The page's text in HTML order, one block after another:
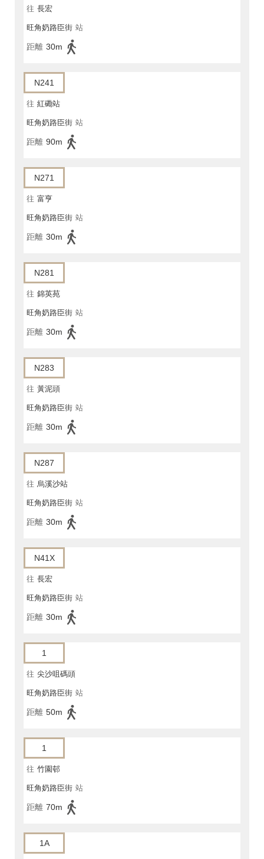
往 長宏
旺角奶路臣街 站
距離 30m
N241
往 紅磡站
旺角奶路臣街 站
距離 90m
N271
往 富亨
旺角奶路臣街 站
距離 30m
N281
往 錦英苑
旺角奶路臣街 站
距離 30m
N283
往 黃泥頭
旺角奶路臣街 站
距離 30m
N287
往 烏溪沙站
旺角奶路臣街 站
距離 30m
N41X
往 長宏
旺角奶路臣街 站
距離 30m
1
往 尖沙咀碼頭
旺角奶路臣街 站
距離 50m
1
往 竹園邨
旺角奶路臣街 站
距離 70m
1A